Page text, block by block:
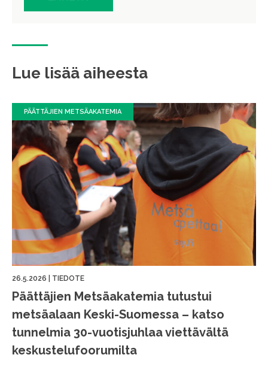
Lue lisää aiheesta
PÄÄTTÄJIEN METSÄAKATEMIA
26.5.2026 TIEDOTE
Päättäjien Metsäakatemia tutustui
metsäalaan Keski-Suomessa – katso
tunnelmia 30-vuotisjuhlaa viettävältä
keskustelufoorumilta